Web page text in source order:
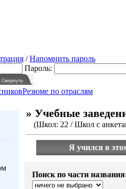
/Напомнить пароль
Пароль:
Резюме по отраслям
» Учебные
(Школ: 22 / Школ с
Я учился в
Поиск по части